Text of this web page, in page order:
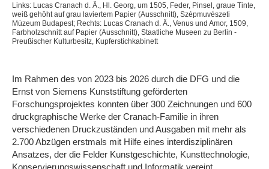
Links: Lucas Cranach d. Ä., Hl. Georg, um 1505, Feder, Pinsel, graue Tinte,
weiß gehöht auf grau laviertem Papier (Ausschnitt), Szépmuvészeti
Múzeum Budapest; Rechts: Lucas Cranach d. Ä., Venus und Amor, 1509,
Farbholzschnitt auf Papier (Ausschnitt), Staatliche Museen zu Berlin -
Preußischer Kulturbesitz, Kupferstichkabinett
Im Rahmen des von 2023 bis 2026 durch die DFG und die
Ernst von Siemens Kunststiftung geförderten
Forschungsprojektes konnten über 300 Zeichnungen und 600
druckgraphische Werke der Cranach-Familie in ihren
verschiedenen Druckzuständen und Ausgaben mit mehr als
2.700 Abzügen erstmals mit Hilfe eines interdisziplinären
Ansatzes, der die Felder Kunstgeschichte, Kunsttechnologie,
Konservierungswissenschaft und Informatik vereint,